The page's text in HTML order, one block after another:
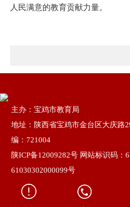
人民满意的教育贡献力量。
主办：宝鸡市教育局
地址：陕西省宝鸡市金台区大庆路
编：721004
陕ICP备12009282号 网站标识码：
61030302000099号